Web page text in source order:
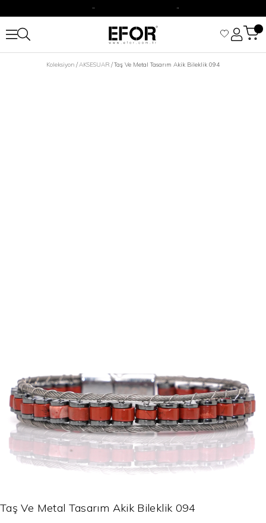
Siparişleriniz 1-3 iş günü içerisinde kargoya verilecektir.
Koleksiyon AKSESUAR Taş Ve Metal Tasarım Akik Bileklik 094
Taş Ve Metal Tasarım Akik Bileklik 094